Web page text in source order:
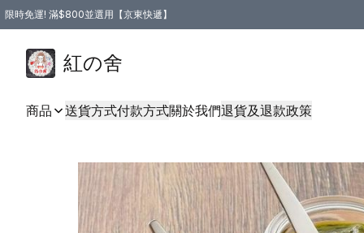
限時免運! 滿$800並選用【京東快遞】
紅の舍
商品 送貨方式付款方式關於我們退貨及退款政策